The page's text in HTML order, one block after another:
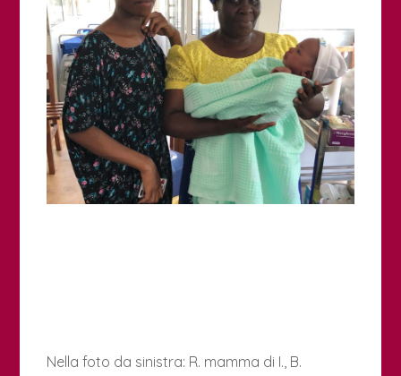
Nella foto da sinistra: R. mamma di I., B.